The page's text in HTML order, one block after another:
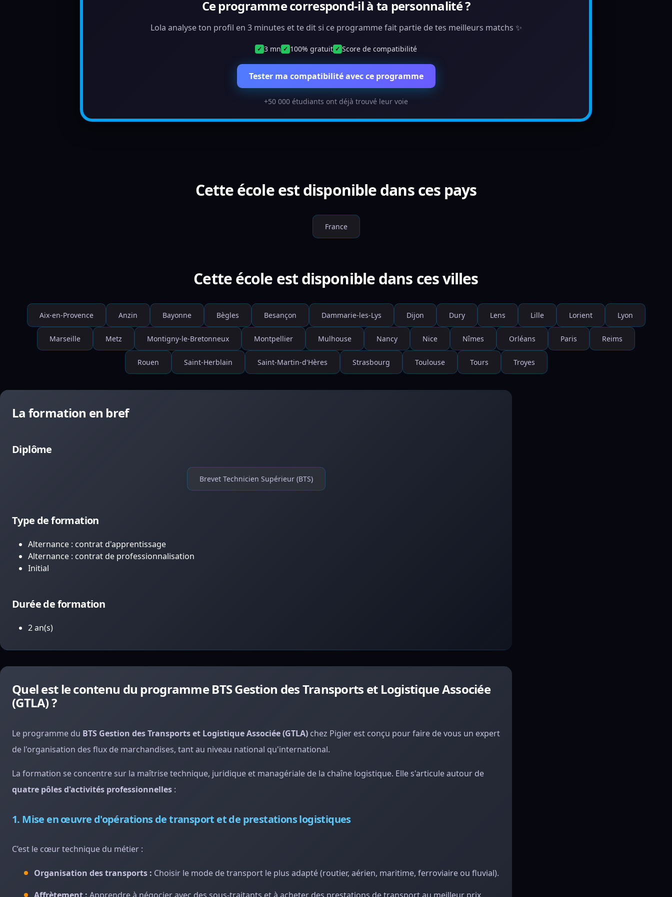
Ce programme correspond-il à ta personnalité ?
Lola analyse ton profil en 3 minutes et te dit si ce programme fait partie de tes meilleurs matchs ✨
✓ 3 mn ✓ 100% gratuit ✓ Score de compatibilité
Tester ma compatibilité avec ce programme
+50 000 étudiants ont déjà trouvé leur voie
Cette école est disponible dans ces pays
France
Cette école est disponible dans ces villes
Aix-en-Provence Anzin Bayonne Bègles Besançon Dammarie-les-Lys Dijon Dury Lens Lille Lorient Lyon
Marseille Metz Montigny-le-Bretonneux Montpellier Mulhouse Nancy Nice Nîmes Orléans Paris Reims
Rouen Saint-Herblain Saint-Martin-d'Hères Strasbourg Toulouse Tours Troyes
La formation en bref
Diplôme
Brevet Technicien Supérieur (BTS)
Type de formation
Alternance : contrat d'apprentissage
Alternance : contrat de professionnalisation
Initial
Durée de formation
2 an(s)
Quel est le contenu du programme BTS Gestion des Transports et Logistique Associée
(GTLA) ?
Le programme du BTS Gestion des Transports et Logistique Associée (GTLA) chez Pigier est conçu pour faire de vous un expert
de l'organisation des flux de marchandises, tant au niveau national qu'international.
La formation se concentre sur la maîtrise technique, juridique et managériale de la chaîne logistique. Elle s'articule autour de
quatre pôles d'activités professionnelles :
1. Mise en œuvre d'opérations de transport et de prestations logistiques
C’est le cœur technique du métier :
Organisation des transports : Choisir le mode de transport le plus adapté (routier, aérien, maritime, ferroviaire ou fluvial).